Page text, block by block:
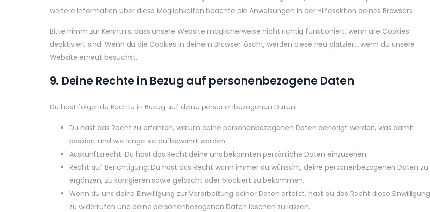
weitere Information über diese Möglichkeiten beachte die Anweisungen in der Hilfesektion deines Browsers.
Bitte nimm zur Kenntnis, dass unsere Website möglicherweise nicht richtig funktioniert, wenn alle Cookies
deaktiviert sind. Wenn du die Cookies in deinem Browser löscht, werden diese neu platziert, wenn du unsere
Website erneut besuchst.
9. Deine Rechte in Bezug auf personenbezogene Daten
Du hast folgende Rechte in Bezug auf deine personenbezogenen Daten:
Du hast das Recht zu erfahren, warum deine personenbezogenen Daten benötigt werden, was damit
passiert und wie lange sie aufbewahrt werden.
Auskunftsrecht: Du hast das Recht deine uns bekannten persönliche Daten einzusehen.
Recht auf Berichtigung: Du hast das Recht wann immer du wünscht, deine personenbezogenen Daten zu
ergänzen, zu korrigieren sowie gelöscht oder blockiert zu bekommen.
Wenn du uns deine Einwilligung zur Verarbeitung deiner Daten erteilst, hast du das Recht diese Einwilligung
zu widerrufen und deine personenbezogenen Daten löschen zu lassen.